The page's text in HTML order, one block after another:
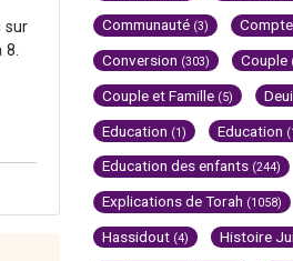
sur
8.
Communauté (3)
Conversion (303) Couple
Couple et Famille (5)
Education (1) Education
Education des enfants (244)
Explications de Torah (1058)
Hassidout (4) Histoire